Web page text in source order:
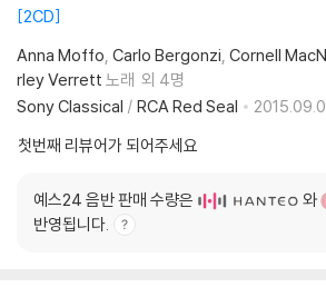
2CD
Anna Moffo Carlo Bergonzi Cornell
rley Verrett 노래 외 4명
Sony Classical / RCA Red Seal
첫번째 리뷰어가 되어주세요
예스24 음반 판매 수량은 와
반영됩니다.